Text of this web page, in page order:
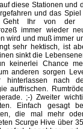
diese Stationen und
und das
Ihr von der
immer wieder
wird und muß immer
sehr hektisch, ist
sinkt die
keinerlei Chance
anderen sorgen
hinterlassen nach
auffrischen.
;-) Zweiter
Einfach gesagt
die mal mehr
Scurge Hive über